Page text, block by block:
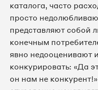
каталога, часто
просто
представляют собой
конечным
явно недооценивают
конкурировать: «Да
он нам не